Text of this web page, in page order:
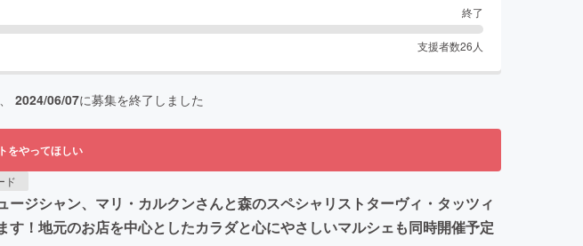
終了
支援者数26 人
2024/06/07に募集を終了しました
をやってほしい
ド
ジシャン、マリ・カルクンさんと森のスペシャリストターヴィ・タッツィ
！地元のお店を中心としたカラダと心にやさしいマルシェも同時開催予定